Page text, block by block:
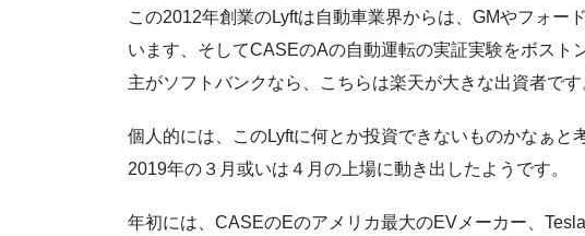
この2012年創業のLyftは自動車業界からは、GMやフォー
います、そしてCASEのAの自動運転の実証実験をボスト
主がソフトバンクなら、こちらは楽天が大きな出資者です
個人的には、このLyftに何とか投資できないものかなぁと
2019年の３月或いは４月の上場に動き出したようです。
年初には、CASEのEのアメリカ最大のEVメーカー、